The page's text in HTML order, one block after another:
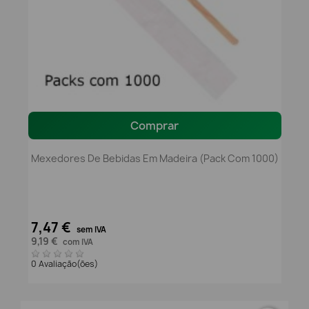
Comprar
Mexedores De Bebidas Em Madeira (pack Com 1000)
7,47 € sem IVA
9,19 € com IVA
0 Avaliação(ões)